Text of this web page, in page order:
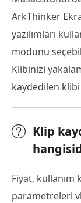
ArkThinker
yazılımları
modunu
Klibinizi
kaydedilen
Klip
Fiyat, kullanım
parametreleri